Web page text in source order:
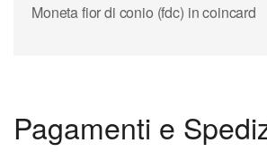
Moneta fior di conio (fdc) in coincard
Pagamenti e